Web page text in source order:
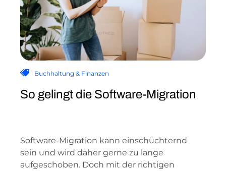
Buchhaltung & Finanzen
So gelingt die Software-Migration
Software-Migration kann einschüchternd
sein und wird daher gerne zu lange
aufgeschoben. Doch mit der richtigen